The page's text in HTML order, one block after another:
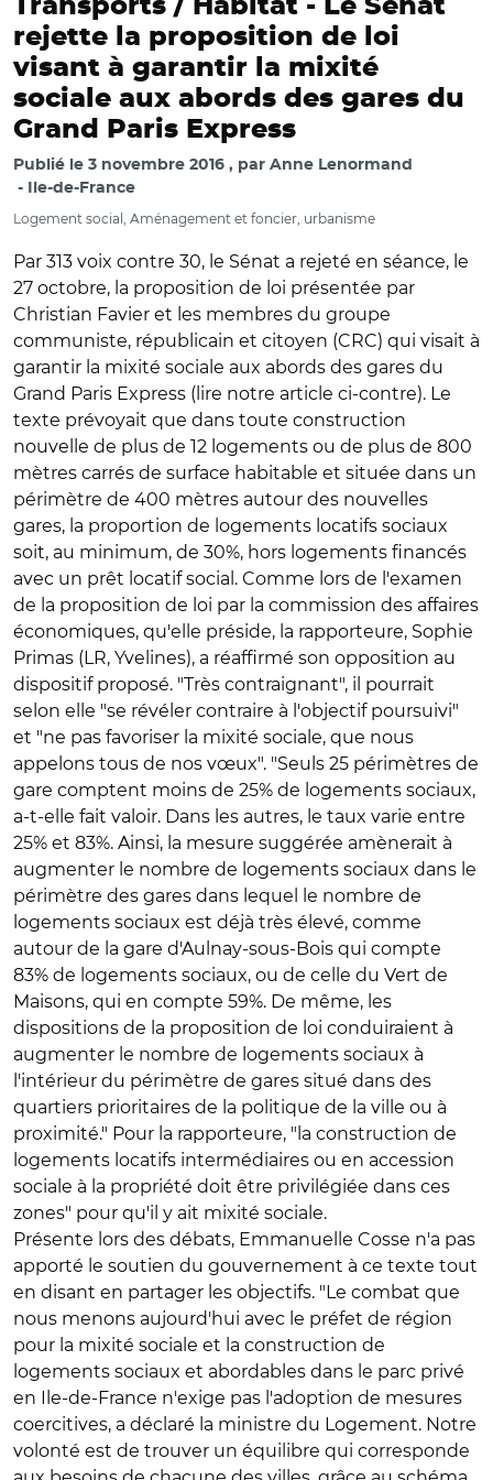
Transports / Habitat - Le Sénat
rejette la proposition de loi
visant à garantir la mixité
sociale aux abords des gares du
Grand Paris Express
Publié le 3 novembre 2016 par Anne Lenormand
Ile-de-France
Logement social, Aménagement et foncier, urbanisme
Par 313 voix contre 30, le Sénat a rejeté en séance, le
27 octobre, la proposition de loi présentée par
Christian Favier et les membres du groupe
communiste, républicain et citoyen (CRC) qui visait à
garantir la mixité sociale aux abords des gares du
Grand Paris Express (lire notre article ci-contre). Le
texte prévoyait que dans toute construction
nouvelle de plus de 12 logements ou de plus de 800
mètres carrés de surface habitable et située dans un
périmètre de 400 mètres autour des nouvelles
gares, la proportion de logements locatifs sociaux
soit, au minimum, de 30%, hors logements financés
avec un prêt locatif social. Comme lors de l'examen
de la proposition de loi par la commission des affaires
économiques, qu'elle préside, la rapporteure, Sophie
Primas (LR, Yvelines), a réaffirmé son opposition au
dispositif proposé. "Très contraignant", il pourrait
selon elle "se révéler contraire à l'objectif poursuivi"
et "ne pas favoriser la mixité sociale, que nous
appelons tous de nos vœux". "Seuls 25 périmètres de
gare comptent moins de 25% de logements sociaux,
a-t-elle fait valoir. Dans les autres, le taux varie entre
25% et 83%. Ainsi, la mesure suggérée amènerait à
augmenter le nombre de logements sociaux dans le
périmètre des gares dans lequel le nombre de
logements sociaux est déjà très élevé, comme
autour de la gare d'Aulnay-sous-Bois qui compte
83% de logements sociaux, ou de celle du Vert de
Maisons, qui en compte 59%. De même, les
dispositions de la proposition de loi conduiraient à
augmenter le nombre de logements sociaux à
l'intérieur du périmètre de gares situé dans des
quartiers prioritaires de la politique de la ville ou à
proximité." Pour la rapporteure, "la construction de
logements locatifs intermédiaires ou en accession
sociale à la propriété doit être privilégiée dans ces
zones" pour qu'il y ait mixité sociale.
Présente lors des débats, Emmanuelle Cosse n'a pas
apporté le soutien du gouvernement à ce texte tout
en disant en partager les objectifs. "Le combat que
nous menons aujourd'hui avec le préfet de région
pour la mixité sociale et la construction de
logements sociaux et abordables dans le parc privé
en Ile-de-France n'exige pas l'adoption de mesures
coercitives, a déclaré la ministre du Logement. Notre
volonté est de trouver un équilibre qui corresponde